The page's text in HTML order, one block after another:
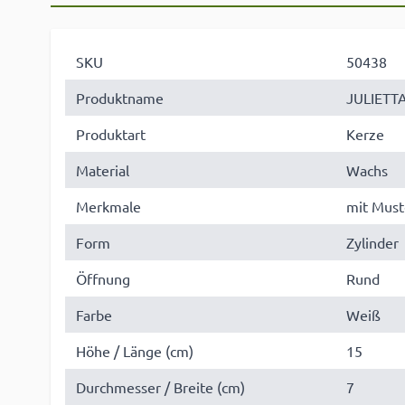
SKU
50438
Produktname
Produktart
Kerze
Material
Wachs
Merkmale
mit
Form
Zylinder
Öffnung
Rund
Farbe
Weiß
Höhe / Länge (cm)
15
Durchmesser / Breite (cm)
7